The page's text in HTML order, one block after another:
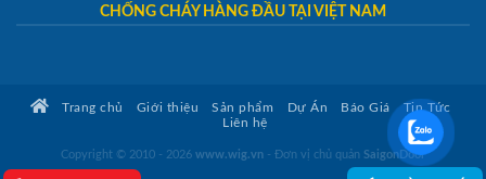
CHỐNG CHÁY HÀNG ĐẦU TẠI VIỆT NAM
Trang chủ Giới thiệu Sản phẩm Dự Án Báo Giá
Tin Tức
Liên hệ
Copyright © 2010 - 2026 www.wig.vn - Đơn vị chủ quản SaigonDoor